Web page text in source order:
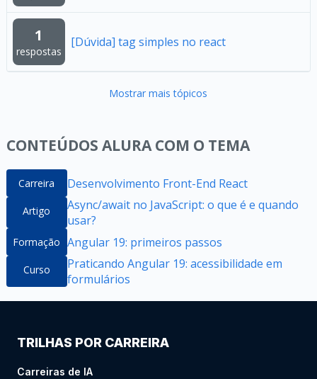
1
respostas
[Dúvida] tag simples no react
Mostrar mais tópicos
CONTEÚDOS ALURA COM O TEMA
Carreira Desenvolvimento Front-End React
Artigo
Async/await no JavaScript: o que é e quando
usar?
Formação Angular 19: primeiros passos
Curso
Praticando Angular 19: acessibilidade em
formulários
TRILHAS POR CARREIRA
Carreiras de IA